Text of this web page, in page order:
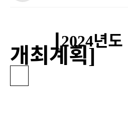
[2024년도
개최계획]